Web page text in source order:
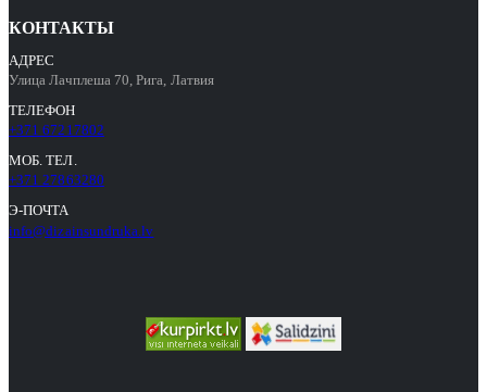
КОНТАКТЫ
АДРЕС
Улица Лачплеша 70, Рига, Латвия
ТЕЛЕФОН
+371 67217802
МОБ. ТЕЛ.
+371 27863280
Э-ПОЧТА
info@dizainsundruka.lv